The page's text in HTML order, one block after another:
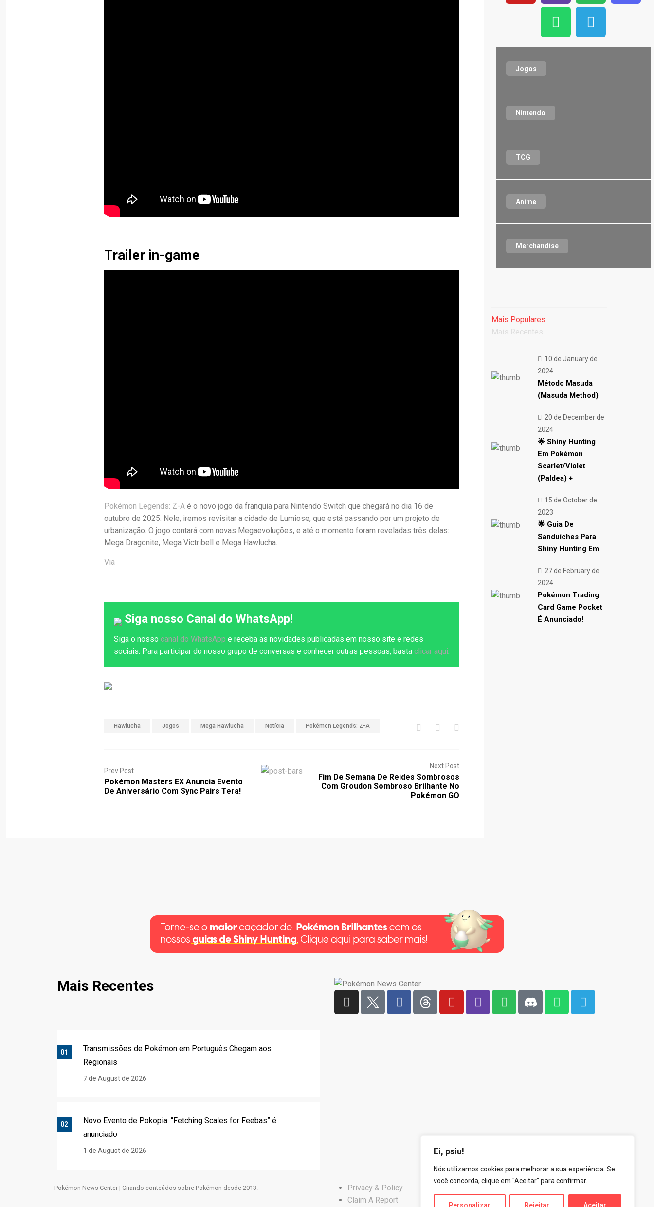
Ei, psiu!
Nós utilizamos cookies para melhorar a sua experiência. Se
você concorda, clique em "Aceitar" para confirmar.
Personalizar Rejeitar Aceitar
Trailer in-game
Pokémon Legends: Z-A é o novo jogo da franquia para Nintendo Switch que chegará no dia 16 de
outubro de 2025. Nele, iremos revisitar a cidade de Lumiose, que está passando por um projeto de
urbanização. O jogo contará com novas Megaevoluções, e até o momento foram reveladas três delas:
Mega Dragonite, Mega Victribell e Mega Hawlucha.
Via
Siga nosso Canal do WhatsApp!
Siga o nossocanal do WhatsApp e receba as novidades publicadas em nosso site e redes
sociais. Para participar do nosso grupo de conversas e conhecer outras pessoas, bastaclicar aqui.
Hawlucha Jogos Mega Hawlucha Notícia Pokémon Legends: Z-A
Prev Post
Pokémon Masters EX Anuncia Evento
De Aniversário Com Sync Pairs Tera!
Next Post
Fim De Semana De Reides Sombrosos
Com Groudon Sombroso Brilhante No
Pokémon GO
Jogos
Nintendo
TCG
Anime
Merchandise
Mais Populares
Mais Recentes
10 de January de
2024
Método Masuda
(Masuda Method)
20 de December de
2024
🌟 Shiny Hunting
Em Pokémon
Scarlet/Violet
(Paldea) +
15 de October de
2023
🌟 Guia De
Sanduíches Para
Shiny Hunting Em
27 de February de
2024
Pokémon Trading
Card Game Pocket
É Anunciado!
Mais Recentes
01
Transmissões de Pokémon em Português Chegam aos
Regionais
7 de August de 2026
02
Novo Evento de Pokopia: “Fetching Scales for Feebas” é
anunciado
1 de August de 2026
Pokémon News Center | Criando conteúdos sobre Pokémon desde 2013.
Privacy & Policy
Claim A Report